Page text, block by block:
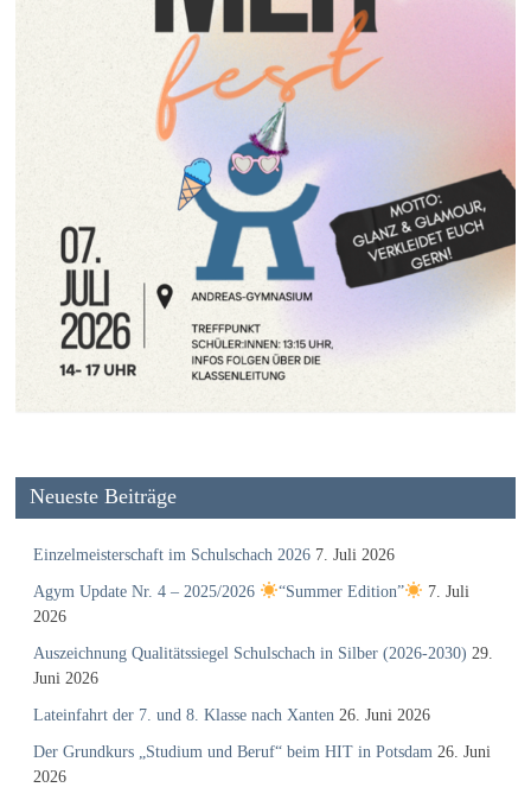
Neueste Beiträge
Einzelmeisterschaft im Schulschach 2026 7. Juli 2026
Agym Update Nr. 4 – 2025/2026 “Summer Edition”
7. Juli
2026
Auszeichnung Qualitätssiegel Schulschach in Silber (2026-2030) 29.
Juni 2026
Lateinfahrt der 7. und 8. Klasse nach Xanten 26. Juni 2026
Der Grundkurs „Studium und Beruf“ beim HIT in Potsdam 26. Juni
2026